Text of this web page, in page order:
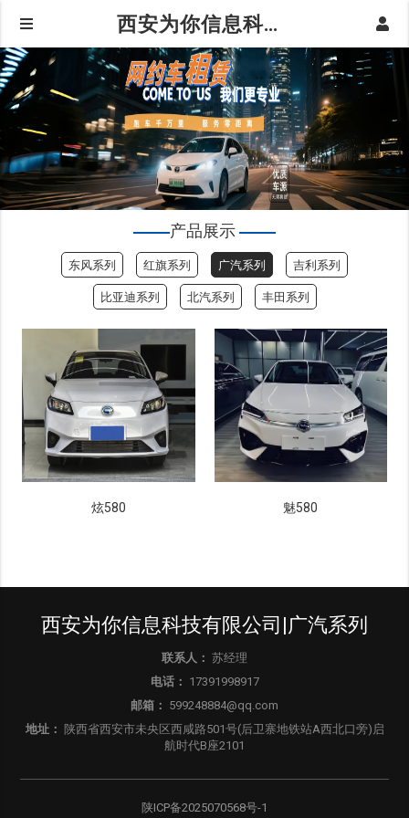
西安为你信息科技有限公司|广汽系列
产品展示
东风系列 红旗系列 广汽系列 吉利系列
比亚迪系列 北汽系列 丰田系列
炫580 魅580
西安为你信息科技有限公司|广汽系列
联系人： 苏经理
电话： 17391998917
邮箱： 599248884@qq.com
地址： 陕西省西安市未央区西咸路501号(后卫寨地铁站A西北口旁)启
航时代B座2101
陕ICP备2025070568号-1